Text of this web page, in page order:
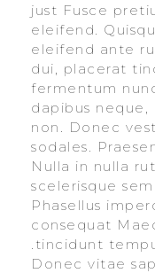
just Fusce
eleifend.
eleifend ante
dui, placerat
fermentum
dapibus neque,
non. Donec
sodales.
Nulla in nulla
scelerisque
Phasellus
consequat
tincidunt
Donec vitae